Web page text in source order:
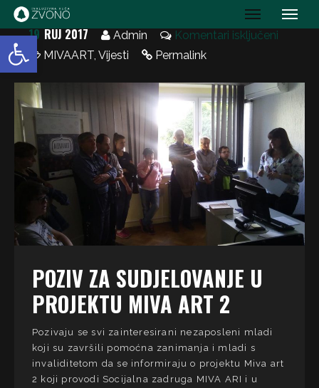
Open toolbar IK Zvono
19 RUJ 2017 Admin
Komentari isključeni
MIVAART, Vijesti Permalink
POZIV ZA SUDJELOVANJE U
PROJEKTU MIVA ART 2
Pozivaju se svi zainteresirani nezaposleni mladi
koji su završili pomoćna zanimanja i mladi s
invaliditetom da se informiraju o projektu Miva art
2 koji provodi Socijalna zadruga MIVA ARI i u